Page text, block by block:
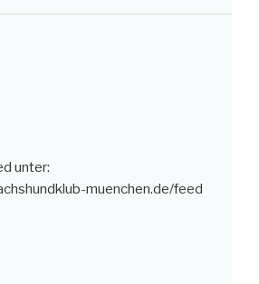
unter:
muenchen.de/feed